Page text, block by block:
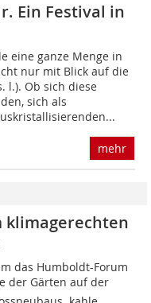
Ein Festival in
eine ganze Menge in
nur mit Blick auf die
l.). Ob sich diese
sich als
mehr
klimagerechten
das Humboldt-Forum
der Gärten auf der